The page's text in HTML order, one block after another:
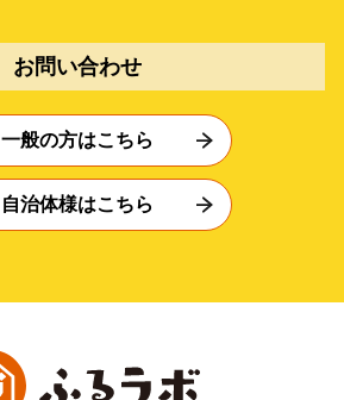
お問い合わせ
一般の方はこちら
自治体様はこちら